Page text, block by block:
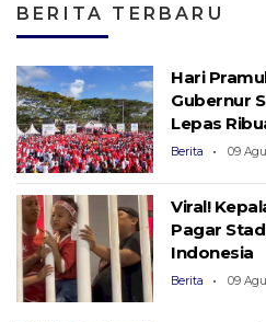
Wafat di Tanah Suci
BERITA TERBARU
Hari
Gubernur
Lepas
Berita 09
Viral!
Pagar
Indonesia
Berita 09